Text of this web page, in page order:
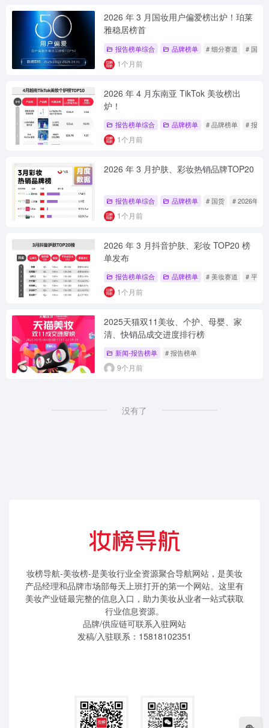
2026 年 3 月国妆用户偏爱榜出炉！珀莱
雅稳居榜首
报告榜单综合 品牌榜单 # 细分赛道 # 国妆
1个月前
2026 年 4 月东南亚 TikTok 美妆榜出
炉！
报告榜单综合 品牌榜单 # 品牌榜单 # 报告
1个月前
2026 年 3 月护肤、彩妆热销品牌TOP20
报告榜单综合 品牌榜单 # 国货 # 2026年3月
1个月前
2026 年 3 月抖音护肤、彩妆 TOP20 榜
单发布
报告榜单综合 品牌榜单 # 美妆赛道 # 平价
1个月前
2025天猫双11美妆、个护、母婴、家
清、快销品成交进度排行榜
新闻-报告榜单 # 报告榜单
9个月前
没有了
妆榜导航-美妆榜-是美妆行业全资源聚合导航网站，是美妆
产品经理和品牌市场部每天上班打开的第一个网站。这里有
美妆产业链最完整的信息入口，助力美妆从业者一站式获取
行业信息资源。
品牌/供应链可联系入驻网站
发稿/入驻联系：15818102351